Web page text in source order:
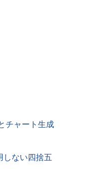
チャート生成
しない四捨五